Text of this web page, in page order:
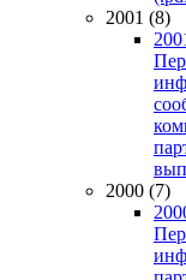
2001 (8)
2000 (7)